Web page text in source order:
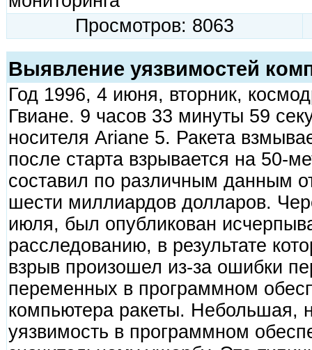
Просмотров: 8063
Выявление уязвимостей
Год 1996, 4 июня, вторник,
Гвиане. 9 часов 33 минуты 59
носителя Ariane 5. Ракета
после старта взрывается на 50-
составил по различным данным
шести миллиардов долларов.
июля, был опубликован
расследованию, в результате
взрыв произошел из-за ошибки
переменных в программном
компьютера ракеты. Небольшая,
уязвимость в программном